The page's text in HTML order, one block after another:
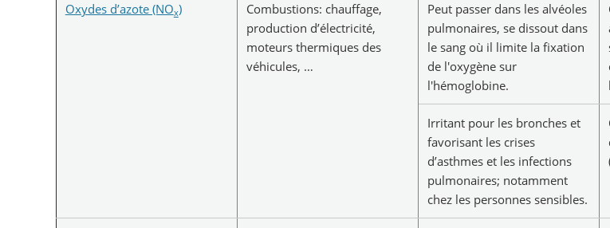
Oxydes d’azote (NOx)
Combustions: chauffage,
production d’électricité,
moteurs thermiques des
véhicules, …
Peut passer dans les alvéoles
pulmonaires, se dissout dans
le sang où il limite la fixation
de l'oxygène sur
l'hémoglobine.
Irritant pour les bronches et
favorisant les crises
d’asthmes et les infections
pulmonaires; notamment
chez les personnes sensibles.